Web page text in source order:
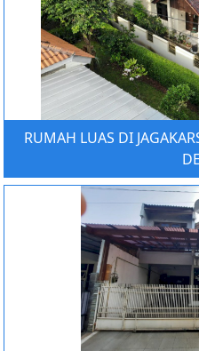
RUMAH LUAS DI